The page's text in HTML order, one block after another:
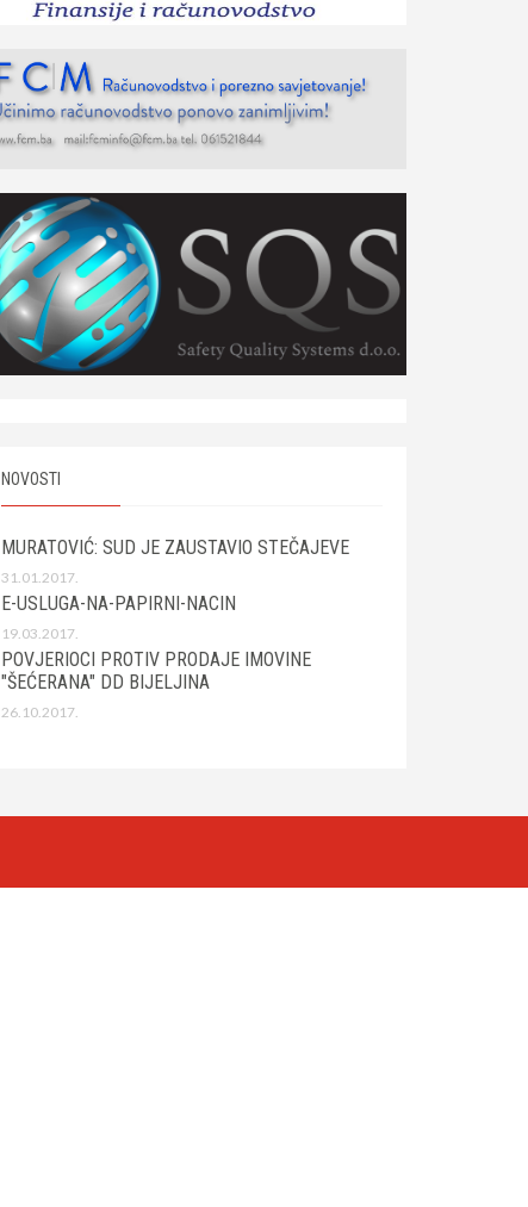
NOVOSTI
MURATOVIĆ: SUD JE ZAUSTAVIO STEČAJEVE
31.01.2017.
E-USLUGA-NA-PAPIRNI-NACIN
19.03.2017.
POVJERIOCI PROTIV PRODAJE IMOVINE
"ŠEĆERANA" DD BIJELJINA
26.10.2017.